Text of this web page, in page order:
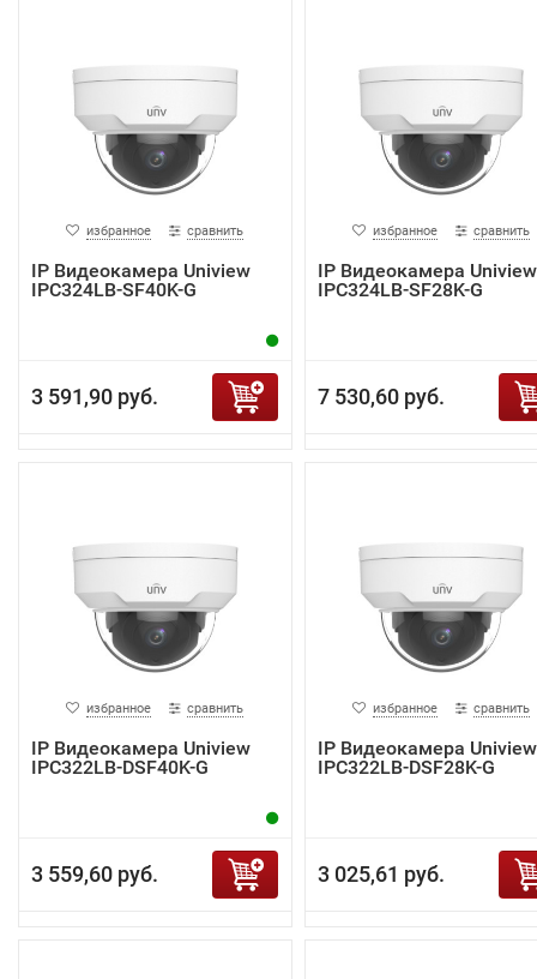
избранное сравнить
IP Видеокамера Uniview
IPC324LB-SF40K-G
3 591,90 руб.
избранное сравнить
IP Видеокамера Uniview
IPC324LB-SF28K-G
7 530,60 руб.
избранное сравнить
IP Видеокамера Uniview
IPC322LB-DSF40K-G
3 559,60 руб.
избранное сравнить
IP Видеокамера Uniview
IPC322LB-DSF28K-G
3 025,61 руб.